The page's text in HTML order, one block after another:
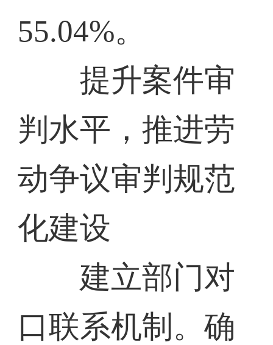
55.04%。
提升案件审
判水平，推进劳
动争议审判规范
化建设
建立部门对
口联系机制。确